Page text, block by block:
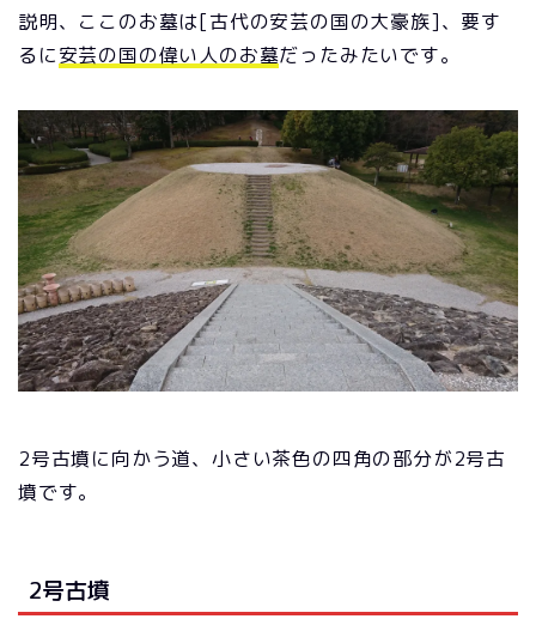
説明、ここのお墓は[古代の安芸の国の大豪族]、要す
るに安芸の国の偉い人のお墓だったみたいです。
2号古墳に向かう道、小さい茶色の四角の部分が2号古
墳です。
2号古墳